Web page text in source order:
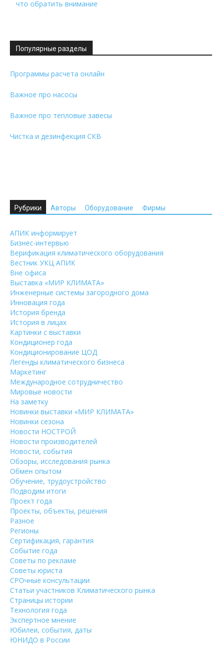
что обратить внимание
Популярные разделы
Программы расчета онлайн
Важное про насосы
Важное про тепловые завесы
Чистка и дезинфекция СКВ
Рубрики Авторы Оборудование Фирмы
АПИК информирует
Бизнес-интервью
Верификация климатического оборудования
Вестник УКЦ АПИК
Вне офиса
Выставка «МИР КЛИМАТА»
Инженерные системы загородного дома
Инновация года
История бренда
История в лицах
Картинки с выставки
Кондиционер года
Кондиционирование ЦОД
Легенды климатического бизнеса
Маркетинг
Международное сотрудничество
Мировые новости
На заметку
Новинки выставки «МИР КЛИМАТА»
Новинки сезона
Новости НОСТРОЙ
Новости производителей
Новости, события
Обзоры, исследования рынка
Обмен опытом
Обучение, трудоустройство
Подводим итоги
Проект года
Проекты, объекты, решения
Разное
Регионы
Сертификация, гарантия
Событие года
Советы по рекламе
Советы юриста
СРОчные консультации
Статьи участников Климатического рынка
Страницы истории
Технология года
Экспертное мнение
Юбилеи, события, даты
ЮНИДО в России